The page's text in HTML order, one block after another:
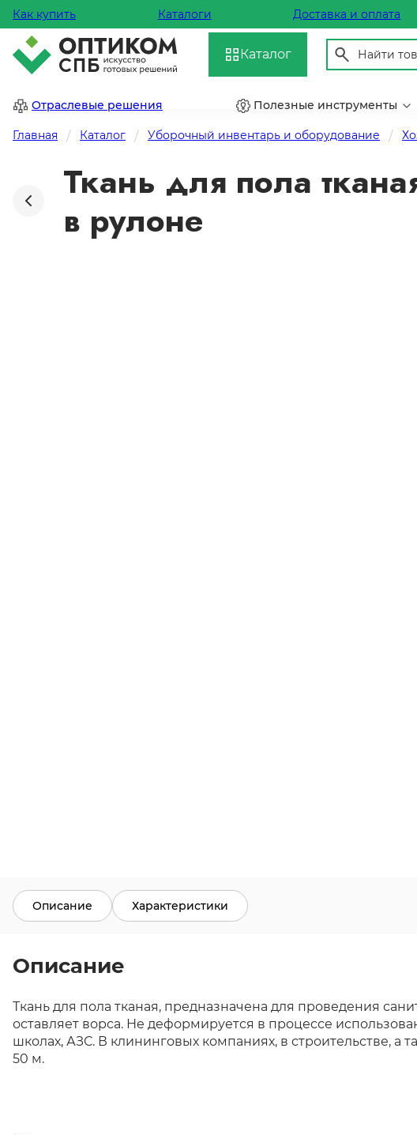
Как купить Каталоги Доставка и оплата
Каталог
Отраслевые решения Полезные инструменты
Главная Каталог Уборочный инвентарь и оборудование
Ткань для пола
в рулоне
Описание Характеристики
Описание
Ткань для пола тканая, предназначена для проведения
оставляет ворса. Не деформируется в процессе
школах, АЗС. В клининговых компаниях, в строительстве, а
50 м.